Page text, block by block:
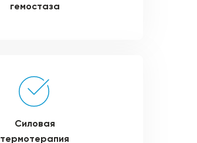
Силовая
термотерапия
гемостаза